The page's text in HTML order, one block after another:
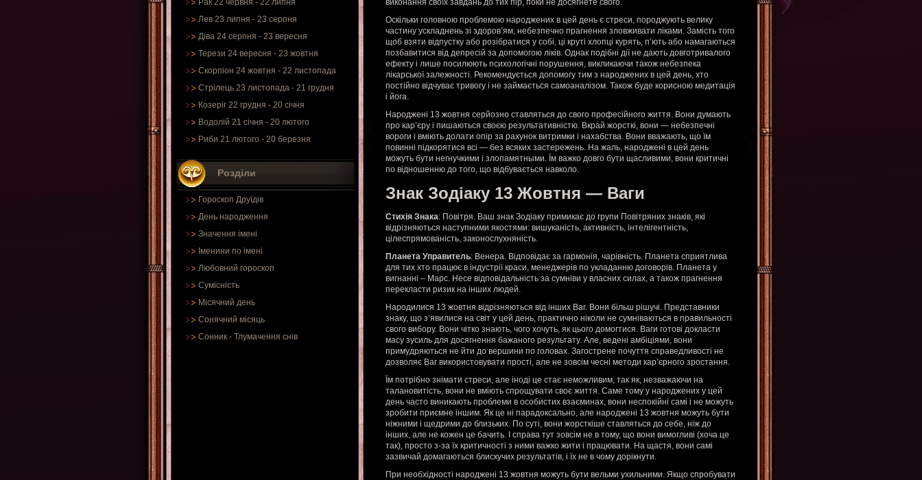
Рак 22 червня - 22 липня
Лев 23 липня - 23 серпня
Діва 24 серпня - 23 вересня
Терези 24 вересня - 23 жовтня
Скорпіон 24 жовтня - 22 листопада
Стрілець 23 листопада - 21 грудня
Козеріг 22 грудня - 20 січня
Водолій 21 січня - 20 лютого
Риби 21 лютого - 20 березня
Розділи
Гороскоп Друїдів
День народження
Значення імені
Іменини по імені
Любовний гороскоп
Сумісність
Місячний день
Сонячний місяць
Сонник - Тлумачення снів
виконання своїх завдань до тих пір, поки не досягнете свого.
Оскільки головною проблемою народжених в цей день є стреси, породжують велику
частину ускладнень зі здоров’ям, небезпечно прагнення зловживати ліками. Замість того
щоб взяти відпустку або розібратися у собі, ці круті хлопці курять, п’ють або намагаються
позбавитися від депресій за допомогою ліків. Однак подібні дії не дають довготривалого
ефекту і лише посилюють психологічні порушення, викликаючи також небезпека
лікарської залежності. Рекомендується допомогу тим з народжених в цей день, хто
постійно відчуває тривогу і не займається самоаналізом. Також буде корисною медитація
і йога.
Народжені 13 жовтня серйозно ставляться до свого професійного життя. Вони думають
про кар’єру і пишаються своєю результативністю. Вкрай жорсткі, вони — небезпечні
вороги і вміють долати опір за рахунок витримки і нахабства. Вони вважають, що їм
повинні підкорятися всі — без всяких застережень. На жаль, народжені в цей день
можуть бути негнучкими і злопамятными. Їм важко довго бути щасливими, вони критичні
по відношенню до того, що відбувається навколо.
Знак Зодіаку 13 Жовтня — Ваги
Стихія Знака: Повітря. Ваш знак Зодіаку примикає до групи Повітряних знаків, які
відрізняються наступними якостями: вишуканість, активність, інтелігентність,
цілеспрямованість, законослухняність.
Планета Управитель: Венера. Відповідає за гармонія, чарівність. Планета сприятлива
для тих хто працює в індустрії краси, менеджерів по укладанню договорів. Планета у
вигнанні – Марс. Несе відповідальність за сумніви у власних силах, а також прагнення
перекласти ризик на інших людей.
Народилися 13 жовтня відрізняються від інших Ваг. Вони більш рішучі. Представники
знаку, що з’явилися на світ у цей день, практично ніколи не сумніваються в правильності
свого вибору. Вони чітко знають, чого хочуть, як цього домогтися. Ваги готові докласти
масу зусиль для досягнення бажаного результату. Але, ведені амбіціями, вони
примудряються не йти до вершини по головах. Загострене почуття справедливості не
дозволяє Ваг використовувати прості, але не зовсім чесні методи кар’єрного зростання.
Їм потрібно знімати стреси, але іноді це стає неможливим, так як, незважаючи на
талановитість, вони не вміють спрощувати своє життя. Саме тому у народжених у цей
день часто виникають проблеми в особистих взаєминах, вони неспокійні самі і не можуть
зробити приємне іншим. Як це ні парадоксально, але народжені 13 жовтня можуть бути
ніжними і щедрими до близьких. По суті, вони жорсткіше ставляться до себе, ніж до
інших, але не кожен це бачить. І справа тут зовсім не в тому, що вони вимогливі (хоча це
так), просто з-за їх критичності з ними важко жити і працювати. На щастя, вони самі
зазвичай домагаються блискучих результатів, і їх не в чому дорікнути.
При необхідності народжені 13 жовтня можуть бути вельми ухильними. Якщо спробувати